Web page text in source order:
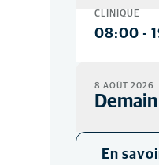
CLINIQUE
08:00 -
8 AOÛT 2026
Demain
Fermé
En